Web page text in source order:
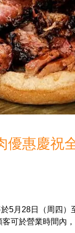
優惠慶祝
5月28日（周四）
可於營業時間內